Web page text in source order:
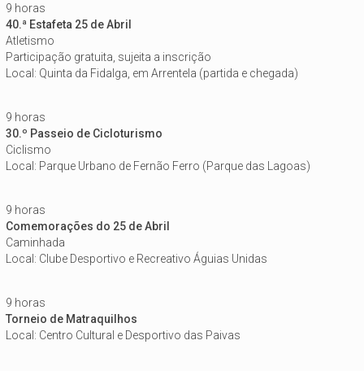
9 horas
40.ª Estafeta 25 de Abril
Atletismo
Participação gratuita, sujeita a inscrição
Local: Quinta da Fidalga, em Arrentela (partida e chegada)
9 horas
30.º Passeio de Cicloturismo
Ciclismo
Local: Parque Urbano de Fernão Ferro (Parque das Lagoas)
9 horas
Comemorações do 25 de Abril
Caminhada
Local: Clube Desportivo e Recreativo Águias Unidas
9 horas
Torneio de Matraquilhos
Local: Centro Cultural e Desportivo das Paivas